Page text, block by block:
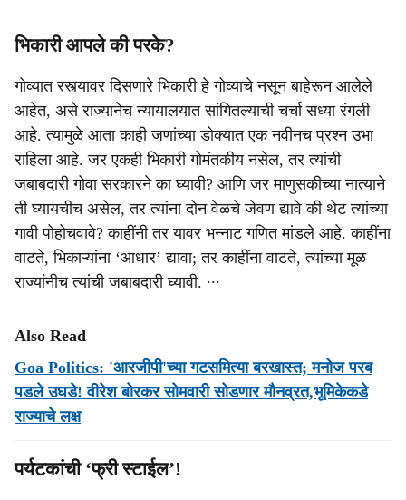
भिकारी आपले की परके?
गोव्यात रस्त्यावर दिसणारे भिकारी हे गोव्याचे नसून बाहेरून आलेले
आहेत, असे राज्यानेच न्यायालयात सांगितल्याची चर्चा सध्या रंगली
आहे. त्यामुळे आता काही जणांच्या डोक्यात एक नवीनच प्रश्न उभा
राहिला आहे. जर एकही भिकारी गोमंतकीय नसेल, तर त्यांची
जबाबदारी गोवा सरकारने का घ्यावी? आणि जर माणुसकीच्या नात्याने
ती घ्यायचीच असेल, तर त्यांना दोन वेळचे जेवण द्यावे की थेट त्यांच्या
गावी पोहोचवावे? काहींनी तर यावर भन्नाट गणित मांडले आहे. काहींना
वाटते, भिकाऱ्यांना ‘आधार’ द्यावा; तर काहींना वाटते, त्यांच्या मूळ
राज्यांनीच त्यांची जबाबदारी घ्यावी. ∙∙∙
Also Read
Goa Politics: 'आरजीपी'च्‍या गटसमित्‍या बरखास्‍त; मनोज परब
पडले उघडे! वीरेश बोरकर सोमवारी सोडणार मौनव्रत,भूमिकेकडे
राज्‍याचे लक्ष
पर्यटकांची ‘फ्री स्टाईल’!